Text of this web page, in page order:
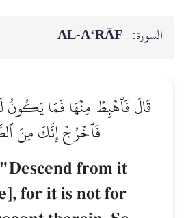
السورة: AL‑A‘RĀF
قَالَ فَٱهۡبِطۡ مِنۡهَا فَمَا يَكُونُ
فَٱخۡرُجۡ إِنَّكَ مِنَ
from it
for it is not for